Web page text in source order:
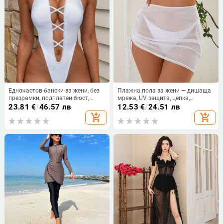
Едночастов бански за жени, без
презрамки, подплатен бюст,
найлонова материя със спандекс,
спандекс, тегло 135 g
23.81 €/46.57 лв
add_shopping_cart
Плажна пола за жени — дишаща
мрежа, UV защита, цепка,
полиестер, тегло 199 г, подплата
12.53 €/24.51 лв
add_shopping_cart